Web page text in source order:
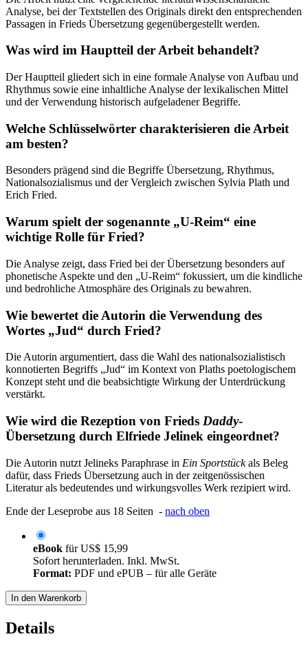
Analyse, bei der Textstellen des Originals direkt den entsprechenden
Passagen in Frieds Übersetzung gegenübergestellt werden.
Was wird im Hauptteil der Arbeit behandelt?
Der Hauptteil gliedert sich in eine formale Analyse von Aufbau und
Rhythmus sowie eine inhaltliche Analyse der lexikalischen Mittel
und der Verwendung historisch aufgeladener Begriffe.
Welche Schlüsselwörter charakterisieren die Arbeit
am besten?
Besonders prägend sind die Begriffe Übersetzung, Rhythmus,
Nationalsozialismus und der Vergleich zwischen Sylvia Plath und
Erich Fried.
Warum spielt der sogenannte „U-Reim“ eine
wichtige Rolle für Fried?
Die Analyse zeigt, dass Fried bei der Übersetzung besonders auf
phonetische Aspekte und den „U-Reim“ fokussiert, um die kindliche
und bedrohliche Atmosphäre des Originals zu bewahren.
Wie bewertet die Autorin die Verwendung des
Wortes „Jud“ durch Fried?
Die Autorin argumentiert, dass die Wahl des nationalsozialistisch
konnotierten Begriffs „Jud“ im Kontext von Plaths poetologischem
Konzept steht und die beabsichtigte Wirkung der Unterdrückung
verstärkt.
Wie wird die Rezeption von Frieds Daddy-
Übersetzung durch Elfriede Jelinek eingeordnet?
Die Autorin nutzt Jelineks Paraphrase in Ein Sportstückals Beleg
dafür, dass Frieds Übersetzung auch in der zeitgenössischen
Literatur als bedeutendes und wirkungsvolles Werk rezipiert wird.
Ende der Leseprobe aus 18 Seiten - nach oben
eBook fürUS$ 15,99
Sofort herunterladen. Inkl. MwSt.
Format: PDF und ePUB – für alle Geräte
In den Warenkorb
Details